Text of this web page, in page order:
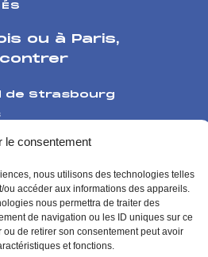
le consentement
nous utilisons des technologies telles
accéder aux informations des appareils.
nous permettra de traiter des
de navigation ou les ID uniques sur ce
de retirer son consentement peut avoir
et fonctions.
ou à Paris,
de Strasbourg
Politique de Confidentialité